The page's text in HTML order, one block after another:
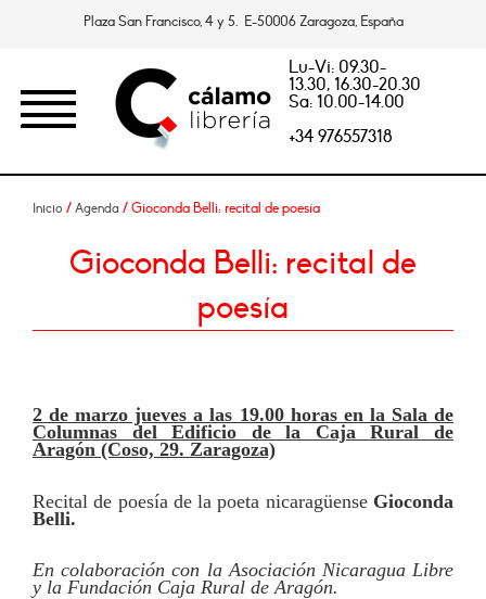
Plaza San Francisco, 4 y 5. E-50006 Zaragoza, España
Lu-Vi: 09.30-
13.30, 16.30-20.30
Sa: 10.00-14.00
+34 976557318
Inicio / Agenda / Gioconda Belli: recital de poesía
Gioconda Belli: recital de
poesía
2 de marzo jueves a las 19.00 horas en la Sala de
Columnas del Edificio de la Caja Rural de
Aragón (Coso, 29. Zaragoza)
Recital de poesía de la poeta nicaragüense Gioconda
Belli.
En colaboracióncon la Asociación Nicaragua Libre
y la Fundación Caja Rural de Aragón.